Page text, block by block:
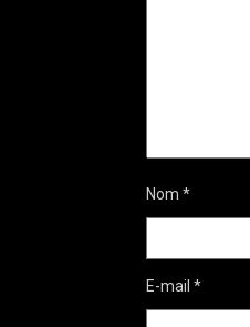
Nom *
E-mail *